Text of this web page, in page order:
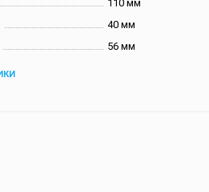
110 мм
40 мм
56 мм